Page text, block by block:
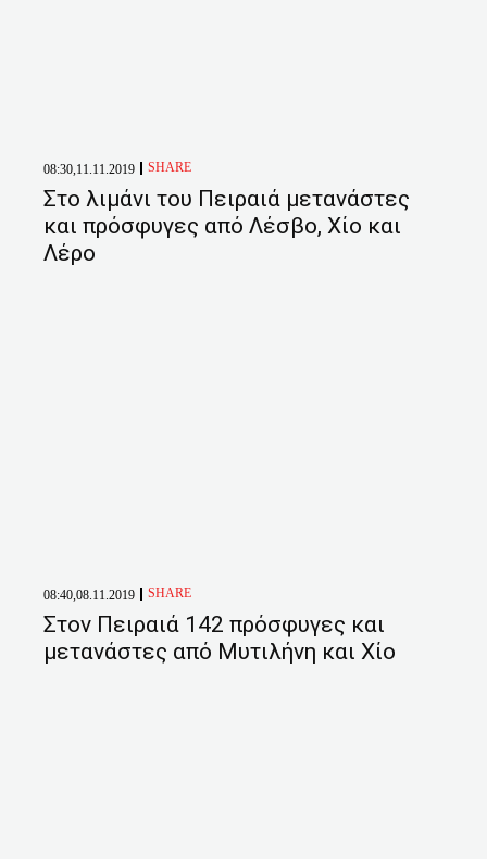
08:30,11.11.2019 SHARE
Στο λιμάνι του Πειραιά μετανάστες
και πρόσφυγες από Λέσβο, Χίο και
Λέρο
08:40,08.11.2019 SHARE
Στον Πειραιά 142 πρόσφυγες και
μετανάστες από Μυτιλήνη και Χίο